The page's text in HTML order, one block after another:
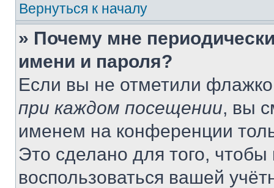
Вернуться к началу
» Почему мне
имени и пароля?
Если вы не отметили
при каждом посещении, вы
именем на конференции
Это сделано для того, чтобы
воспользоваться вашей